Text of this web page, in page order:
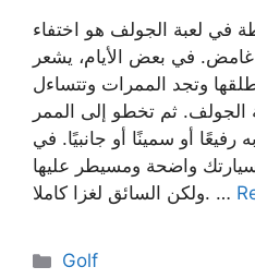
في لعبة الجولف هو اختفاء
في بعض الأيام، يشعر
وتجد الممرات وتتساءل
الجولف. ثم تخطو إلى الممر
وتضربه رفيعًا أو سمينًا أو جانبيًا. في
سيارتك واضحة ومسيطر عليها
ولكن السائق لغزا كاملا. …
Categories
Golf